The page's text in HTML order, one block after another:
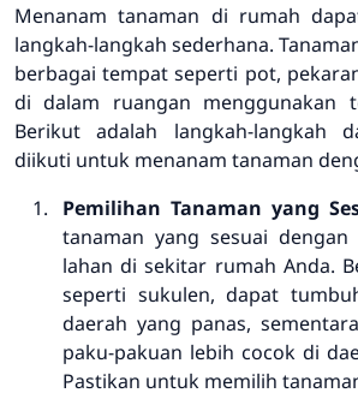
Menanam tanaman di rumah
langkah-langkah sederhana.
berbagai tempat seperti pot,
di dalam ruangan menggunakan
Berikut adalah langkah-langkah
diikuti untuk menanam tanaman
Pemilihan Tanaman yang
tanaman yang sesuai
lahan di sekitar rumah Anda.
seperti sukulen, dapat
daerah yang panas,
paku-pakuan lebih cocok di
Pastikan untuk memilih